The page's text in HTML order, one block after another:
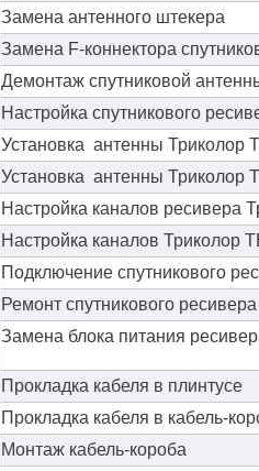
Замена антенного штекера
Замена F-коннектора
Демонтаж спутниковой
Настройка спутникового
Установка антенны Триколор
Установка антенны Триколор
Настройка каналов ресивера
Настройка каналов Триколор
Подключение спутникового
Ремонт спутникового
Замена блока питания
Прокладка кабеля в плинтусе
Прокладка кабеля в кабель-
Монтаж кабель-короба